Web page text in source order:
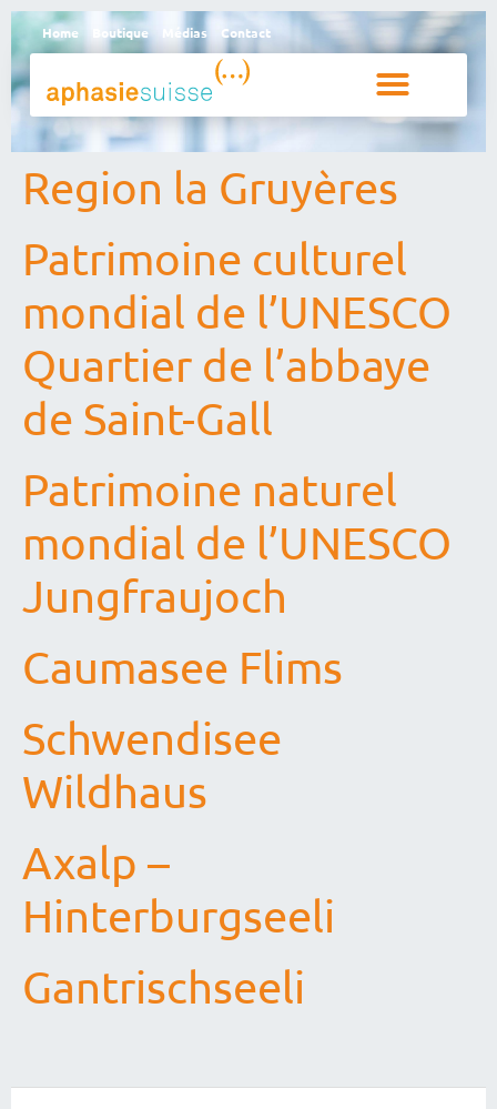
Home Boutique Médias Contact
Region la Gruyères
Patrimoine culturel
mondial de l’UNESCO
Quartier de l’abbaye
de Saint-Gall
Patrimoine naturel
mondial de l’UNESCO
Jungfraujoch
Caumasee Flims
Schwendisee
Wildhaus
Axalp –
Hinterburgseeli
Gantrischseeli